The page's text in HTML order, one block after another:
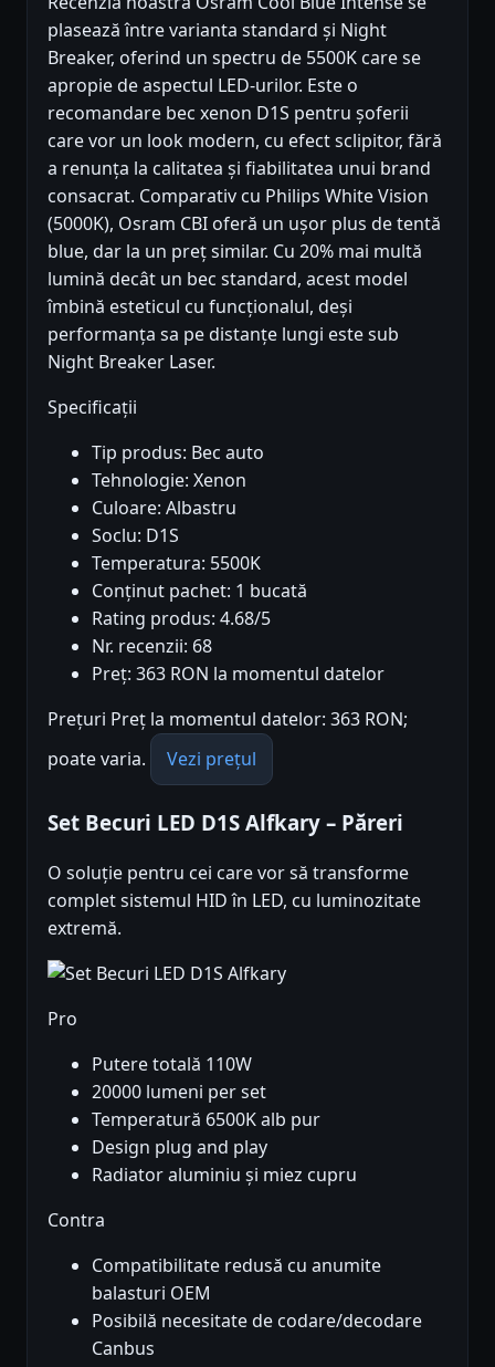
plasează între varianta standard și Night
Breaker, oferind un spectru de 5500K care se
apropie de aspectul LED-urilor. Este o
recomandare bec xenon D1S pentru șoferii
care vor un look modern, cu efect sclipitor, fără
a renunța la calitatea și fiabilitatea unui brand
consacrat. Comparativ cu Philips White Vision
(5000K), Osram CBI oferă un ușor plus de tentă
blue, dar la un preț similar. Cu 20% mai multă
lumină decât un bec standard, acest model
îmbină esteticul cu funcționalul, deși
performanța sa pe distanțe lungi este sub
Night Breaker Laser.
Specificații
Tip produs: Bec auto
Tehnologie: Xenon
Culoare: Albastru
Soclu: D1S
Temperatura: 5500K
Conținut pachet: 1 bucată
Rating produs: 4.68/5
Nr. recenzii: 68
Preț: 363 RON la momentul datelor
Prețuri Preț la momentul datelor: 363 RON;
poate varia.
Vezi prețul
Set Becuri LED D1S Alfkary – Păreri
O soluție pentru cei care vor să transforme
complet sistemul HID în LED, cu luminozitate
extremă.
Pro
Putere totală 110W
20000 lumeni per set
Temperatură 6500K alb pur
Design plug and play
Radiator aluminiu și miez cupru
Contra
Compatibilitate redusă cu anumite
balasturi OEM
Posibilă necesitate de codare/decodare
Canbus